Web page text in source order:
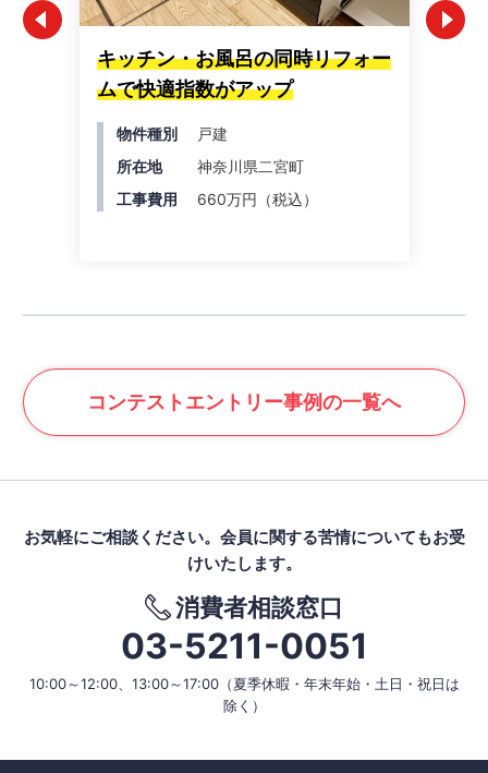
キッチン・お風呂の同時リフォー
ムで快適指数がアップ
物件種別
戸建
所在地
神奈川県二宮町
工事費用
660万円（税込）
コンテストエントリー事例の一覧へ
お気軽にご相談ください。 会員に関する苦情についてもお受
けいたします。
消費者相談窓口
03-5211-0051
10:00～12:00、13:00～17:00（夏季休暇・年末年始・土日・祝日は
除く）